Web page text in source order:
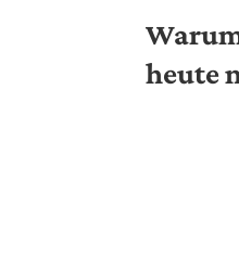
heute